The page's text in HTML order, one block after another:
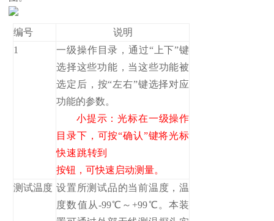
编号
说明
1
一级操作目录，通过“上下”键
选择这些功能，当这些功能被
选定后，按“左右”键选择对应
功能的参数。
小提示：光标在一级操作
目录下，可按“确认”键将光标
快速跳转到
按钮，可快速启动测量。
测试温度 设置所测试品的当前温度，温
度数值从-99℃～+99℃。本装